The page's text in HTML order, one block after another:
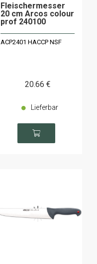
Fleischermesser
20 cm Arcos colour
prof 240100
ACP2401 HACCP NSF
20.66 €
Lieferbar